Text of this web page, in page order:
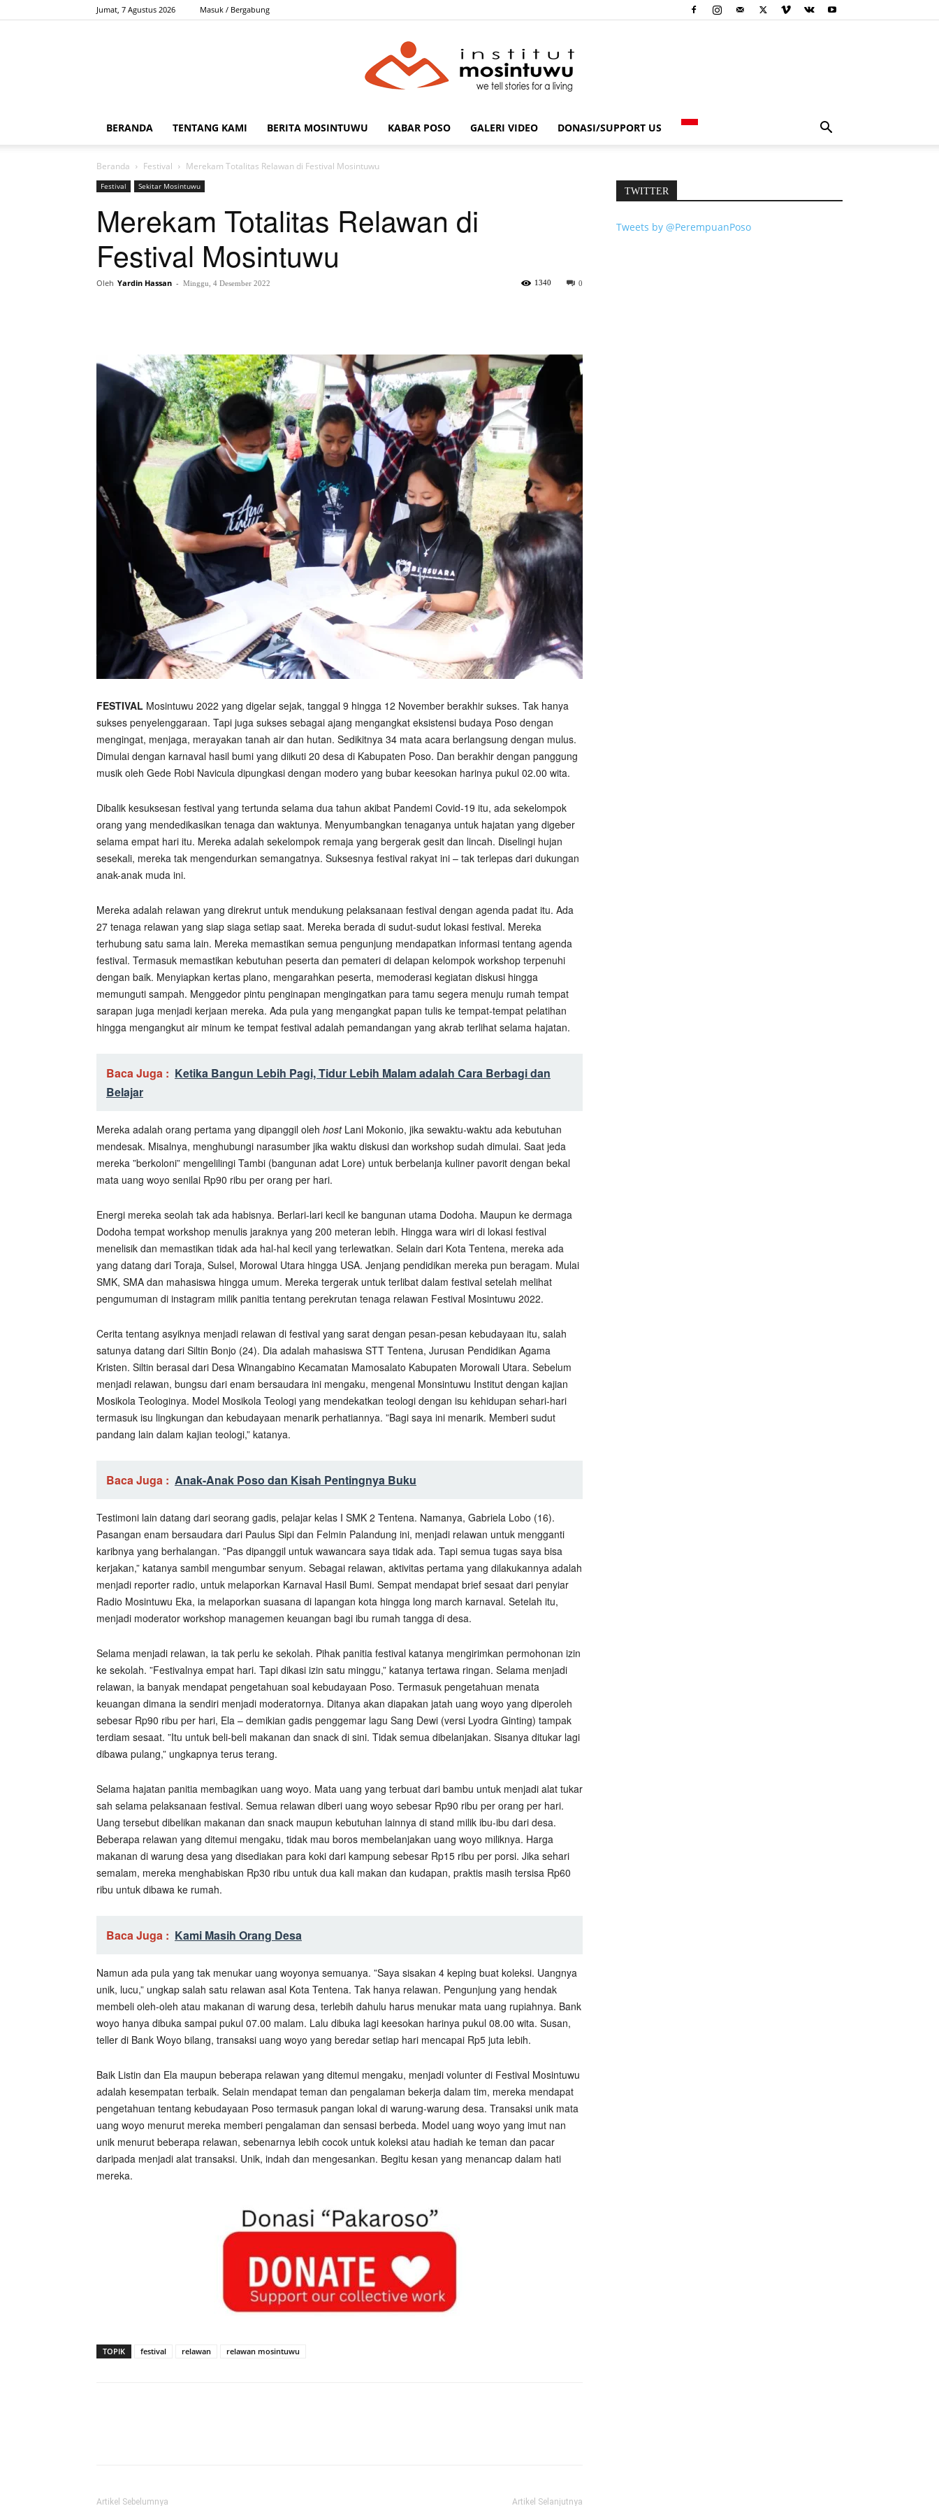
Jumat, 7 Agustus 2026 Masuk / Bergabung
BERANDA TENTANG KAMI BERITA MOSINTUWU KABAR POSO GALERI VIDEO DONASI/SUPPORT US
Beranda Festival Merekam Totalitas Relawan di Festival Mosintuwu
Festival Sekitar Mosintuwu
Merekam Totalitas Relawan di
Festival Mosintuwu
Oleh Yardin Hassan - Minggu, 4 Desember 2022 0
1340
FESTIVAL Mosintuwu 2022 yang digelar sejak, tanggal 9 hingga 12 November berakhir sukses. Tak hanya
sukses penyelenggaraan. Tapi juga sukses sebagai ajang mengangkat eksistensi budaya Poso dengan
mengingat, menjaga, merayakan tanah air dan hutan. Sedikitnya 34 mata acara berlangsung dengan mulus.
Dimulai dengan karnaval hasil bumi yang diikuti 20 desa di Kabupaten Poso. Dan berakhir dengan panggung
musik oleh Gede Robi Navicula dipungkasi dengan modero yang bubar keesokan harinya pukul 02.00 wita.
Dibalik kesuksesan festival yang tertunda selama dua tahun akibat Pandemi Covid-19 itu, ada sekelompok
orang yang mendedikasikan tenaga dan waktunya. Menyumbangkan tenaganya untuk hajatan yang digeber
selama empat hari itu. Mereka adalah sekelompok remaja yang bergerak gesit dan lincah. Diselingi hujan
sesekali, mereka tak mengendurkan semangatnya. Suksesnya festival rakyat ini – tak terlepas dari dukungan
anak-anak muda ini.
Mereka adalah relawan yang direkrut untuk mendukung pelaksanaan festival dengan agenda padat itu. Ada
27 tenaga relawan yang siap siaga setiap saat. Mereka berada di sudut-sudut lokasi festival. Mereka
terhubung satu sama lain. Mereka memastikan semua pengunjung mendapatkan informasi tentang agenda
festival. Termasuk memastikan kebutuhan peserta dan pemateri di delapan kelompok workshop terpenuhi
dengan baik. Menyiapkan kertas plano, mengarahkan peserta, memoderasi kegiatan diskusi hingga
memunguti sampah. Menggedor pintu penginapan mengingatkan para tamu segera menuju rumah tempat
sarapan juga menjadi kerjaan mereka. Ada pula yang mengangkat papan tulis ke tempat-tempat pelatihan
hingga mengangkut air minum ke tempat festival adalah pemandangan yang akrab terlihat selama hajatan.
Baca Juga : Ketika Bangun Lebih Pagi, Tidur Lebih Malam adalah Cara Berbagi dan
Belajar
Mereka adalah orang pertama yang dipanggil oleh hostLani Mokonio, jika sewaktu-waktu ada kebutuhan
mendesak. Misalnya, menghubungi narasumber jika waktu diskusi dan workshop sudah dimulai. Saat jeda
mereka ”berkoloni” mengelilingi Tambi (bangunan adat Lore) untuk berbelanja kuliner pavorit dengan bekal
mata uang woyo senilai Rp90 ribu per orang per hari.
Energi mereka seolah tak ada habisnya. Berlari-lari kecil ke bangunan utama Dodoha. Maupun ke dermaga
Dodoha tempat workshop menulis jaraknya yang 200 meteran lebih. Hingga wara wiri di lokasi festival
menelisik dan memastikan tidak ada hal-hal kecil yang terlewatkan. Selain dari Kota Tentena, mereka ada
yang datang dari Toraja, Sulsel, Morowal Utara hingga USA. Jenjang pendidikan mereka pun beragam. Mulai
SMK, SMA dan mahasiswa hingga umum. Mereka tergerak untuk terlibat dalam festival setelah melihat
pengumuman di instagram milik panitia tentang perekrutan tenaga relawan Festival Mosintuwu 2022.
Cerita tentang asyiknya menjadi relawan di festival yang sarat dengan pesan-pesan kebudayaan itu, salah
satunya datang dari Siltin Bonjo (24). Dia adalah mahasiswa STT Tentena, Jurusan Pendidikan Agama
Kristen. Siltin berasal dari Desa Winangabino Kecamatan Mamosalato Kabupaten Morowali Utara. Sebelum
menjadi relawan, bungsu dari enam bersaudara ini mengaku, mengenal Monsintuwu Institut dengan kajian
Mosikola Teologinya. Model Mosikola Teologi yang mendekatkan teologi dengan isu kehidupan sehari-hari
termasuk isu lingkungan dan kebudayaan menarik perhatiannya. ”Bagi saya ini menarik. Memberi sudut
pandang lain dalam kajian teologi,” katanya.
Baca Juga : Anak-Anak Poso dan Kisah Pentingnya Buku
Testimoni lain datang dari seorang gadis, pelajar kelas I SMK 2 Tentena. Namanya, Gabriela Lobo (16).
Pasangan enam bersaudara dari Paulus Sipi dan Felmin Palandung ini, menjadi relawan untuk mengganti
karibnya yang berhalangan. ”Pas dipanggil untuk wawancara saya tidak ada. Tapi semua tugas saya bisa
kerjakan,” katanya sambil mengumbar senyum. Sebagai relawan, aktivitas pertama yang dilakukannya adalah
menjadi reporter radio, untuk melaporkan Karnaval Hasil Bumi. Sempat mendapat brief sesaat dari penyiar
Radio Mosintuwu Eka, ia melaporkan suasana di lapangan kota hingga long march karnaval. Setelah itu,
menjadi moderator workshop managemen keuangan bagi ibu rumah tangga di desa.
Selama menjadi relawan, ia tak perlu ke sekolah. Pihak panitia festival katanya mengirimkan permohonan izin
ke sekolah. ”Festivalnya empat hari. Tapi dikasi izin satu minggu,” katanya tertawa ringan. Selama menjadi
relawan, ia banyak mendapat pengetahuan soal kebudayaan Poso. Termasuk pengetahuan menata
keuangan dimana ia sendiri menjadi moderatornya. Ditanya akan diapakan jatah uang woyo yang diperoleh
sebesar Rp90 ribu per hari, Ela – demikian gadis penggemar lagu Sang Dewi (versi Lyodra Ginting) tampak
terdiam sesaat. ”Itu untuk beli-beli makanan dan snack di sini. Tidak semua dibelanjakan. Sisanya ditukar lagi
dibawa pulang,” ungkapnya terus terang.
Selama hajatan panitia membagikan uang woyo. Mata uang yang terbuat dari bambu untuk menjadi alat tukar
sah selama pelaksanaan festival. Semua relawan diberi uang woyo sebesar Rp90 ribu per orang per hari.
Uang tersebut dibelikan makanan dan snack maupun kebutuhan lainnya di stand milik ibu-ibu dari desa.
Beberapa relawan yang ditemui mengaku, tidak mau boros membelanjakan uang woyo miliknya. Harga
makanan di warung desa yang disediakan para koki dari kampung sebesar Rp15 ribu per porsi. Jika sehari
semalam, mereka menghabiskan Rp30 ribu untuk dua kali makan dan kudapan, praktis masih tersisa Rp60
ribu untuk dibawa ke rumah.
Baca Juga : Kami Masih Orang Desa
Namun ada pula yang tak menukar uang woyonya semuanya. ”Saya sisakan 4 keping buat koleksi. Uangnya
unik, lucu,” ungkap salah satu relawan asal Kota Tentena. Tak hanya relawan. Pengunjung yang hendak
membeli oleh-oleh atau makanan di warung desa, terlebih dahulu harus menukar mata uang rupiahnya. Bank
woyo hanya dibuka sampai pukul 07.00 malam. Lalu dibuka lagi keesokan harinya pukul 08.00 wita. Susan,
teller di Bank Woyo bilang, transaksi uang woyo yang beredar setiap hari mencapai Rp5 juta lebih.
Baik Listin dan Ela maupun beberapa relawan yang ditemui mengaku, menjadi volunter di Festival Mosintuwu
adalah kesempatan terbaik. Selain mendapat teman dan pengalaman bekerja dalam tim, mereka mendapat
pengetahuan tentang kebudayaan Poso termasuk pangan lokal di warung-warung desa. Transaksi unik mata
uang woyo menurut mereka memberi pengalaman dan sensasi berbeda. Model uang woyo yang imut nan
unik menurut beberapa relawan, sebenarnya lebih cocok untuk koleksi atau hadiah ke teman dan pacar
daripada menjadi alat transaksi. Unik, indah dan mengesankan. Begitu kesan yang menancap dalam hati
mereka.
TOPIK festival relawan relawan mosintuwu
Artikel Sebelumnya Artikel Selanjutnya
TWITTER
Tweets by @PerempuanPoso